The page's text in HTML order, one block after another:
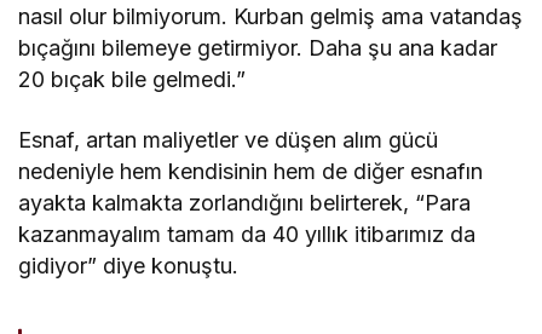
nasıl olur bilmiyorum. Kurban gelmiş ama vatandaş
bıçağını bilemeye getirmiyor. Daha şu ana kadar
20 bıçak bile gelmedi.”
Esnaf, artan maliyetler ve düşen alım gücü
nedeniyle hem kendisinin hem de diğer esnafın
ayakta kalmakta zorlandığını belirterek, “Para
kazanmayalım tamam da 40 yıllık itibarımız da
gidiyor” diye konuştu.